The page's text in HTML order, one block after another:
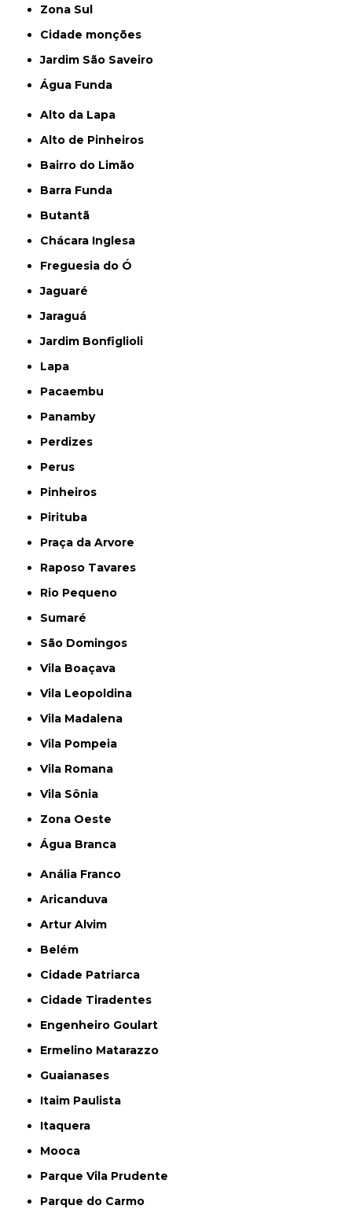
Zona Sul
cidade monções
jardim São Saveiro
Água Funda
Alto da Lapa
Alto de Pinheiros
Bairro do Limão
Barra Funda
Butantã
Chácara Inglesa
Freguesia do Ó
Jaguaré
Jaraguá
Jardim Bonfiglioli
Lapa
Pacaembu
Panamby
Perdizes
Perus
Pinheiros
Pirituba
Praça da Arvore
Raposo Tavares
Rio Pequeno
Sumaré
São Domingos
Vila Boaçava
Vila Leopoldina
Vila Madalena
Vila Pompeia
Vila Romana
Vila Sônia
Zona Oeste
Água Branca
Anália Franco
Aricanduva
Artur Alvim
Belém
Cidade Patriarca
Cidade Tiradentes
Engenheiro Goulart
Ermelino Matarazzo
Guaianases
Itaim Paulista
Itaquera
Mooca
Parque Vila Prudente
Parque do Carmo